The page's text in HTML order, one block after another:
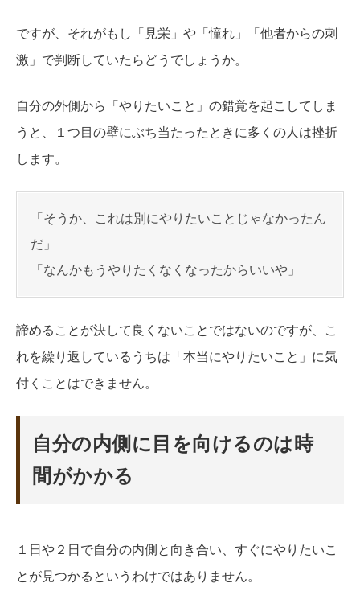
ですが、それがもし「見栄」や「憧れ」「他者からの刺
激」で判断していたらどうでしょうか。
自分の外側から「やりたいこと」の錯覚を起こしてしま
うと、１つ目の壁にぶち当たったときに多くの人は挫折
します。
「そうか、これは別にやりたいことじゃなかったん
だ」
「なんかもうやりたくなくなったからいいや」
諦めることが決して良くないことではないのですが、こ
れを繰り返しているうちは「本当にやりたいこと」に気
付くことはできません。
自分の内側に目を向けるのは時
間がかかる
１日や２日で自分の内側と向き合い、すぐにやりたいこ
とが見つかるというわけではありません。